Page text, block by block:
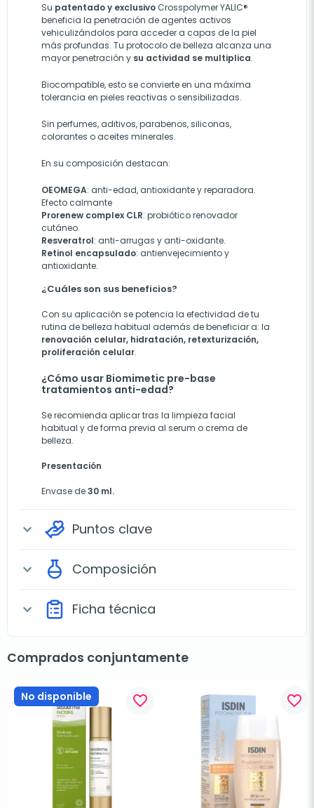
Su patentado y exclusivo Crosspolymer YALIC®
beneficia la penetración de agentes activos
vehiculizándolos para acceder a capas de la piel
más profundas. Tu protocolo de belleza alcanza una
mayor penetración y su actividad se multiplica.
Biocompatible, esto se convierte en una máxima
tolerancia en pieles reactivas o sensibilizadas.
Sin perfumes, aditivos, parabenos, siliconas,
colorantes o aceites minerales.
En su composición destacan:
OEOMEGA: anti-edad, antioxidante y reparadora.
Efecto calmante
Prorenew complex CLR: probiótico renovador
cutáneo.
Resveratrol: anti-arrugas y anti-oxidante.
Retinol encapsulado: antienvejecimiento y
antioxidante.
¿Cuáles son sus beneficios?
Con su aplicación se potencia la efectividad de tu
rutina de belleza habitual además de beneficiar a: la
renovación celular, hidratación, retexturización,
proliferación celular.
¿Cómo usar Biomimetic pre-base
tratamientos anti-edad?
Se recomienda aplicar tras la limpieza facial
habitual y de forma previa al serum o crema de
belleza.
Presentación
Envase de30 ml.
expand_more Puntos clave
expand_more Composición
expand_more Ficha técnica
Comprados conjuntamente
No disponible favorite_border favorite_border